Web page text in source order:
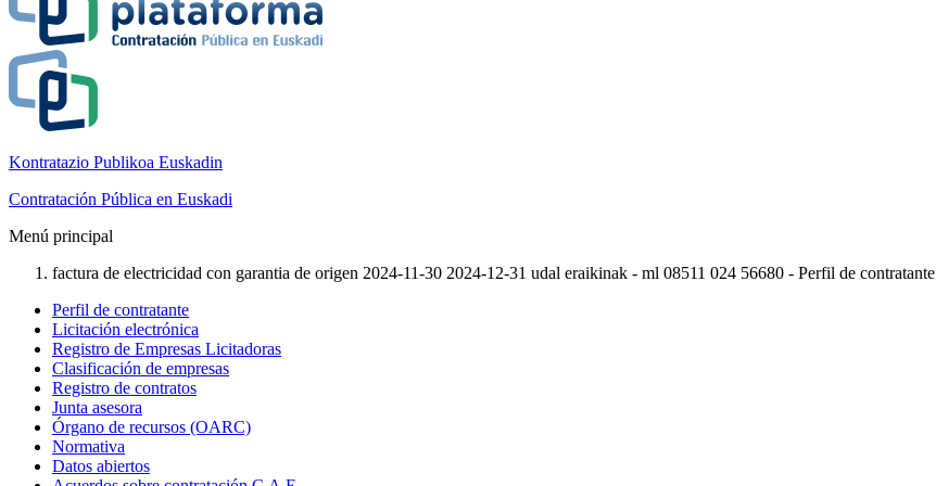
Kontratazio Publikoa Euskadin
Contratación Pública en Euskadi
Menú principal
factura de electricidad con garantia de origen 2024-11-30 2024-12-31 udal eraikinak - ml 08511 024 56680 - Perfil de contratante
Perfil de contratante
Licitación electrónica
Registro de Empresas Licitadoras
Clasificación de empresas
Registro de contratos
Junta asesora
Órgano de recursos (OARC)
Normativa
Datos abiertos